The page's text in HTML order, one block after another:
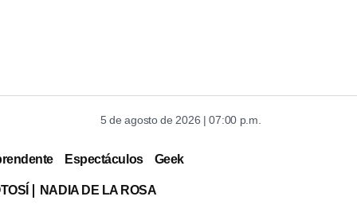
5 de agosto de 2026 | 07:00 p.m.
Espectáculos Geek
NADIA DE LA ROSA